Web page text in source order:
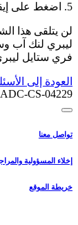
5. اضغط على إيقاف المشاركة
لن يتلقى هذا
ليبري لنك آب
فري ستايل
العودة إلى
ADC-CS-04229
تواصل معنا
إخلاء المسؤولية
خريطة الموقع